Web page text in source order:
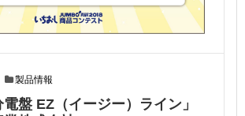
製品情報
電盤 EZ（イージー）ライン」